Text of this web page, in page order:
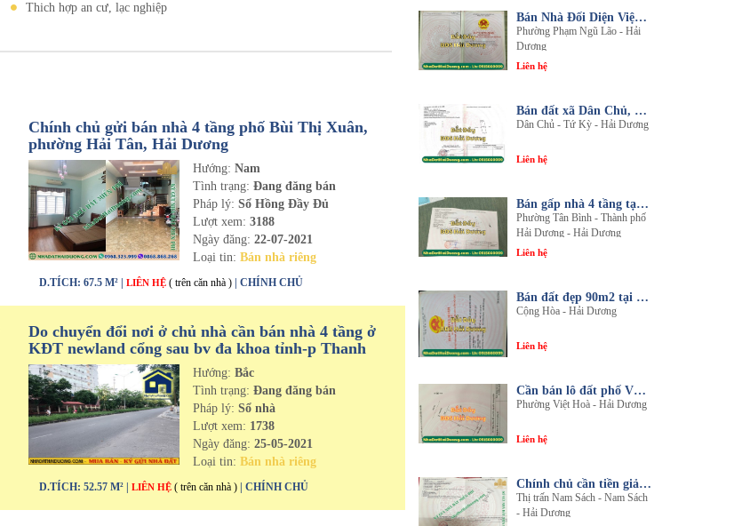
Thich hợp an cư, lạc nghiệp
Chính chủ gửi bán nhà 4 tầng phố Bùi Thị Xuân,
phường Hải Tân, Hải Dương
Hướng:Nam
Tình trạng:Đang đăng bán
Pháp lý: Sổ Hồng Đầy Đủ
Lượt xem:3188
Ngày đăng:22-07-2021
Loại tin:Bán nhà riêng
D.TÍCH: 67.5 M² | LIÊN HỆ ( trên căn nhà ) | CHÍNH CHỦ
Do chuyển đổi nơi ở chủ nhà cần bán nhà 4 tầng ở
KĐT newland cổng sau bv đa khoa tỉnh-p Thanh
Bình-tp Hải Dương
Hướng:Bắc
Tình trạng:Đang đăng bán
Pháp lý: Sổ nhà
Lượt xem: 1738
Ngày đăng:25-05-2021
Loại tin:Bán nhà riêng
D.TÍCH: 52.57 M² | LIÊN HỆ ( trên căn nhà ) | CHÍNH CHỦ
Bán Nhà Đối Diện Viện Đa Khoa Hải Dương - Nội Thất Sang Trọng, Tiện Nghi
Phường Phạm Ngũ Lão - Hải
Dương
Liên hệ
Bán đất xã Dân Chủ, Tứ Kỳ, Hải Dương - Diện tích 214m2 - Mặt tiền 8.5m - nhadathaiduong.com
Dân Chủ - Tứ Kỳ - Hải Dương
Liên hệ
Bán gấp nhà 4 tầng tại khu đô thị An Phú 2 - Nội thất gỗ lim sang trọng
Phường Tân Bình - Thành phố
Hải Dương - Hải Dương
Liên hệ
Bán đất đẹp 90m2 tại thôn An Điền, xã Cộng Hòa, huyện Nam Sách, tỉnh Hải Dương
Cộng Hòa - Hải Dương
Liên hệ
Cần bán lô đất phố Văn, phường Việt Hòa, thành phố Hải Dương
Phường Việt Hoà - Hải Dương
Liên hệ
Chính chủ cần tiền giải quyết công việc bán gấp 1 trong 3 lô đất sổ đỏ chính chủ
Thị trấn Nam Sách - Nam Sách
- Hải Dương